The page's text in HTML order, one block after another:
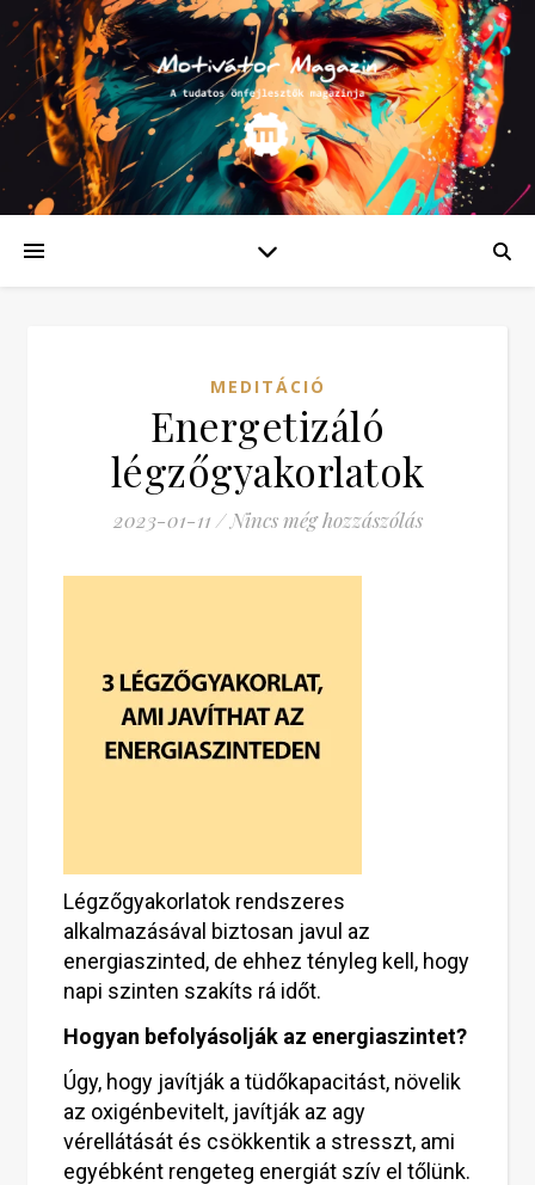
MEDITÁCIÓ
Energetizáló
légzőgyakorlatok
2023-01-11 / Nincs még hozzászólás
Légzőgyakorlatok rendszeres
alkalmazásával biztosan javul az
energiaszinted, de ehhez tényleg kell, hogy
napi szinten szakíts rá időt.
Hogyan befolyásolják az energiaszintet?
Úgy, hogy javítják a tüdőkapacitást, növelik
az oxigénbevitelt, javítják az agy
vérellátását és csökkentik a stresszt, ami
egyébként rengeteg energiát szív el tőlünk.